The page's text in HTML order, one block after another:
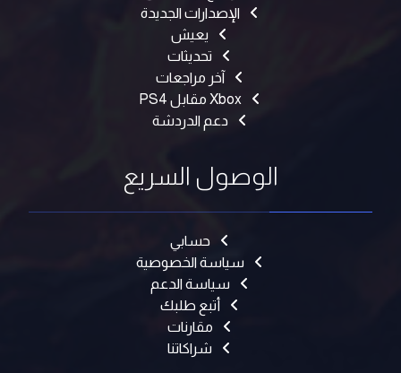
الإصدارات الجديدة
يعيش
تحديثات
آخر مراجعات
Xbox مقابل PS4
دعم الدردشة
الوصول السريع
حسابي
سياسة الخصوصية
سياسة الدعم
أتبع طلبك
مقارنات
شراكاتنا